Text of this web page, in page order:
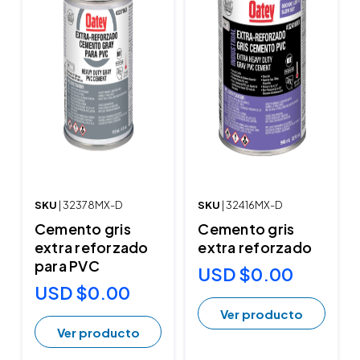
SKU | 32378MX-D
Cemento gris
extra reforzado
para PVC
USD $0.00
Ver producto
SKU | 32416MX-D
Cemento gris
extra reforzado
USD $0.00
Ver producto